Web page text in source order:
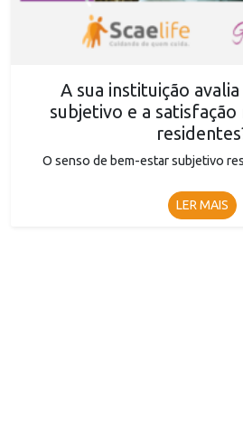
A sua instituição
subjetivo e a satisfação
O senso de bem-estar subjetivo
LER MAIS